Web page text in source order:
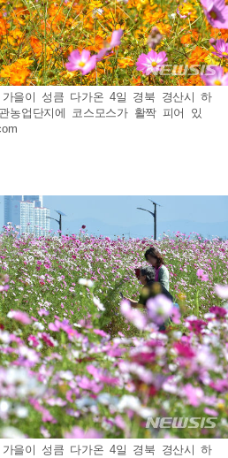
을이 성큼 다가온 4일 경북 경산시 하
농업단지에 코스모스가 활짝 피어 있
을이 성큼 다가온 4일 경북 경산시 하